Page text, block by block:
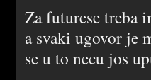
Za futurese treba
a svaki ugovor je
se u to necu jos